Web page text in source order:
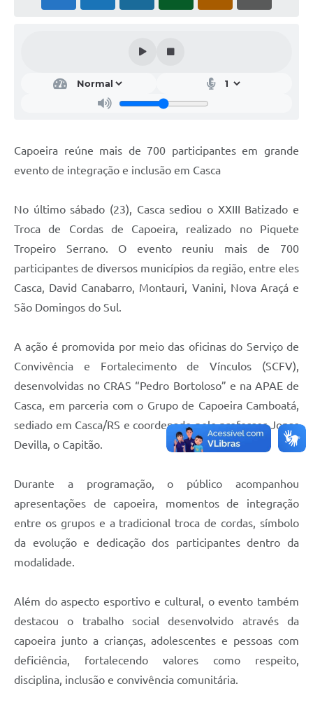
Ouvidoria
Audiências Públicas
Notícias
Obras
Galeria de Vídeos
Projetos
Editais
Serviços Online
Telefones Úteis
A Prefeitura
Agenda
SIC
Capoeira reúne mais de 700 participantes em grande
evento de integração e inclusão em Casca
No último sábado (23), Casca sediou o XXIII Batizado e
Troca de Cordas de Capoeira, realizado no Piquete
Tropeiro Serrano. O evento reuniu mais de 700
participantes de diversos municípios da região, entre eles
Casca, David Canabarro, Montauri, Vanini, Nova Araçá e
São Domingos do Sul.
A ação é promovida por meio das oficinas do Serviço de
Convivência e Fortalecimento de Vínculos (SCFV),
desenvolvidas no CRAS “Pedro Bortoloso” e na APAE de
Casca, em parceria com o Grupo de Capoeira Camboatá,
sediado em Casca/RS e coordenado pelo professor Jonas
Devilla, o Capitão.
Durante a programação, o público acompanhou
apresentações de capoeira, momentos de integração
entre os grupos e a tradicional troca de cordas, símbolo
da evolução e dedicação dos participantes dentro da
modalidade.
Além do aspecto esportivo e cultural, o evento também
destacou o trabalho social desenvolvido através da
capoeira junto a crianças, adolescentes e pessoas com
deficiência, fortalecendo valores como respeito,
disciplina, inclusão e convivência comunitária.